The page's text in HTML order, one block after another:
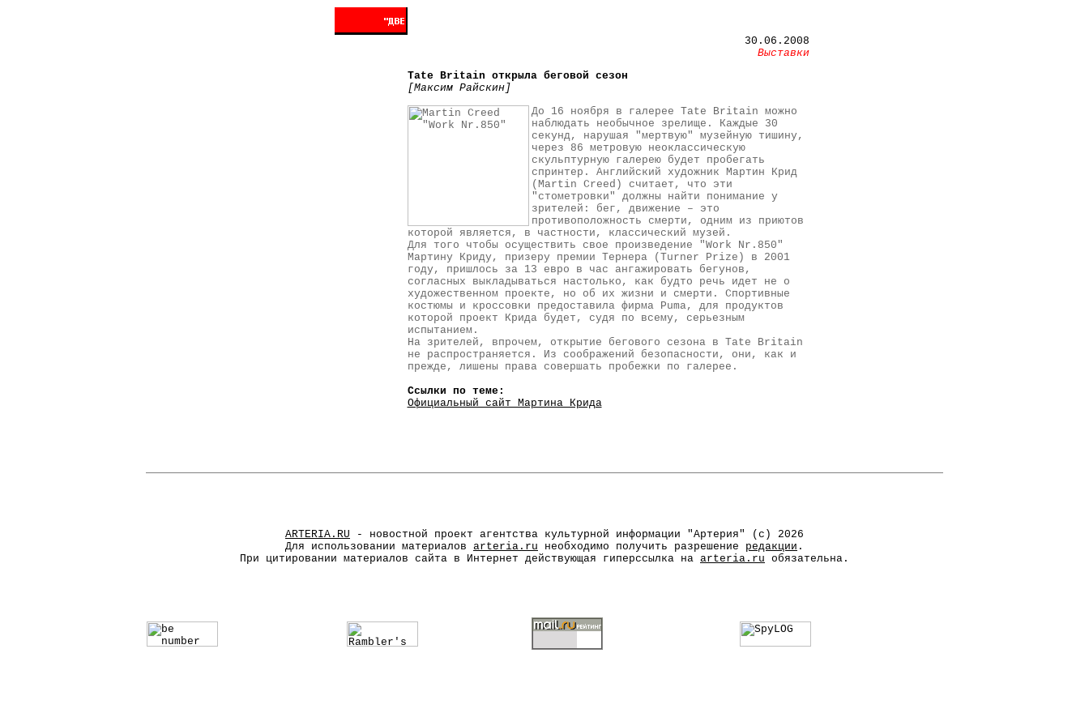
30.06.2008
Выставки
Tate Britain открыла беговой сезон
[Максим Райскин]
До 16 ноября в галерее Tate Britain можно
наблюдать необычное зрелище. Каждые 30
секунд, нарушая "мертвую" музейную тишину,
через 86 метровую неоклассическую
скульптурную галерею будет пробегать
спринтер. Английский художник Мартин Крид
(Martin Creed) считает, что эти
"стометровки" должны найти понимание у
зрителей: бег, движение – это
противоположность смерти, одним из приютов
которой является, в частности, классический музей.
Для того чтобы осуществить свое произведение "Work Nr.850"
Мартину Криду, призеру премии Тернера (Turner Prize) в 2001
году, пришлось за 13 евро в час ангажировать бегунов,
согласных выкладываться настолько, как будто речь идет не о
художественном проекте, но об их жизни и смерти. Спортивные
костюмы и кроссовки предоставила фирма Puma, для продуктов
которой проект Крида будет, судя по всему, серьезным
испытанием.
На зрителей, впрочем, открытие бегового сезона в Tate Britain
не распространяется. Из соображений безопасности, они, как и
прежде, лишены права совершать пробежки по галерее.
Ссылки по теме:
Официальный сайт Мартина Крида
ARTERIA.RU - новостной проект агентства культурной информации "Артерия" (с) 2026
Для использовании материалов arteria.ru необходимо получить разрешение редакции .
При цитировании материалов сайта в Интернет действующая гиперссылка на arteria.ru обязательна.